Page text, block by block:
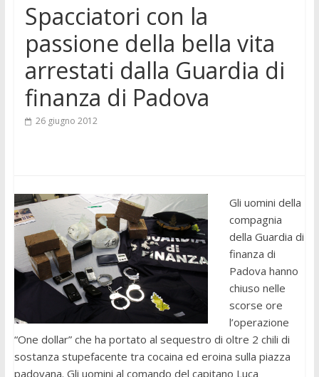
Spacciatori con la
passione della bella vita
arrestati dalla Guardia di
finanza di Padova
26 giugno 2012
Gli uomini della
compagnia
della Guardia di
finanza di
Padova hanno
chiuso nelle
scorse ore
l’operazione
“One dollar” che ha portato al sequestro di oltre 2 chili di
sostanza stupefacente tra cocaina ed eroina sulla piazza
padovana. Gli uomini al comando del capitano Luca